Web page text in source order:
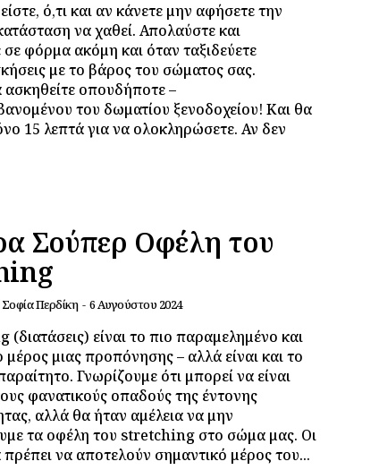
ό,τι και αν κάνετε μην αφήσετε την
να χαθεί. Απολαύστε και
σε φόρμα ακόμη και όταν ταξιδεύετε
με το βάρος του σώματος σας.
οπουδήποτε –
του δωματίου ξενοδοχείου! Και θα
15 λεπτά για να ολοκληρώσετε. Αν δεν
Σούπερ Οφέλη του
Σοφία Περδίκη - 6 Αυγούστου 2024
είναι το πιο παραμελημένο και
μιας προπόνησης – αλλά είναι και το
Γνωρίζουμε ότι μπορεί να είναι
φανατικούς οπαδούς της έντονης
αλλά θα ήταν αμέλεια να μην
τα οφέλη του stretching στο σώμα μας. Οι
πρέπει να αποτελούν σημαντικό μέρος του...